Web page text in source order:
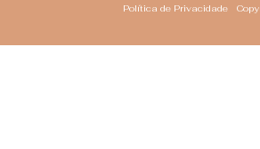
Política de Privacidade